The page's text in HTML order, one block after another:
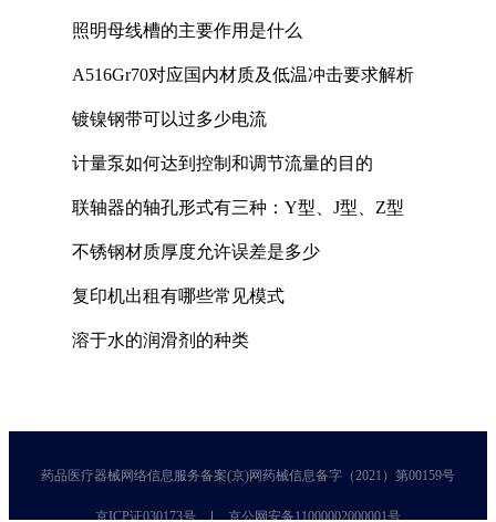
照明母线槽的主要作用是什么
A516Gr70对应国内材质及低温冲击要求解析
镀镍钢带可以过多少电流
计量泵如何达到控制和调节流量的目的
联轴器的轴孔形式有三种：Y型、J型、Z型
不锈钢材质厚度允许误差是多少
复印机出租有哪些常见模式
溶于水的润滑剂的种类
药品医疗器械网络信息服务备案(京)网药械信息备字（2021）第00159号
京ICP证030173号 京公网安备11000002000001号